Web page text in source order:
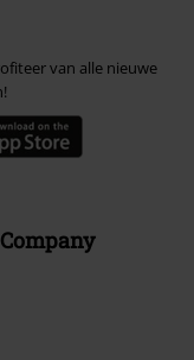
van alle nieuwe